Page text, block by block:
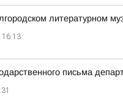
литературном
16:13
письма